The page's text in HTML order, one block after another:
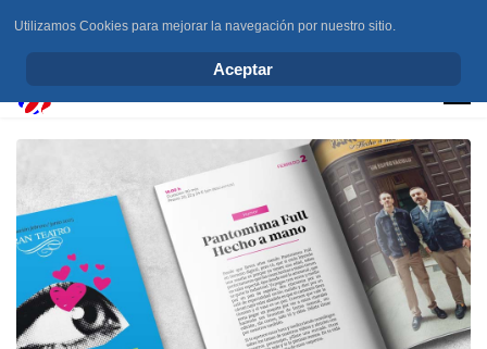
Utilizamos Cookies para mejorar la navegación por nuestro sitio.
Aceptar